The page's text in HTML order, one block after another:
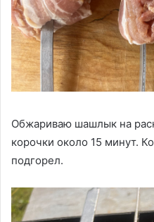
Обжариваю шашлык на
корочки около 15 минут.
подгорел.